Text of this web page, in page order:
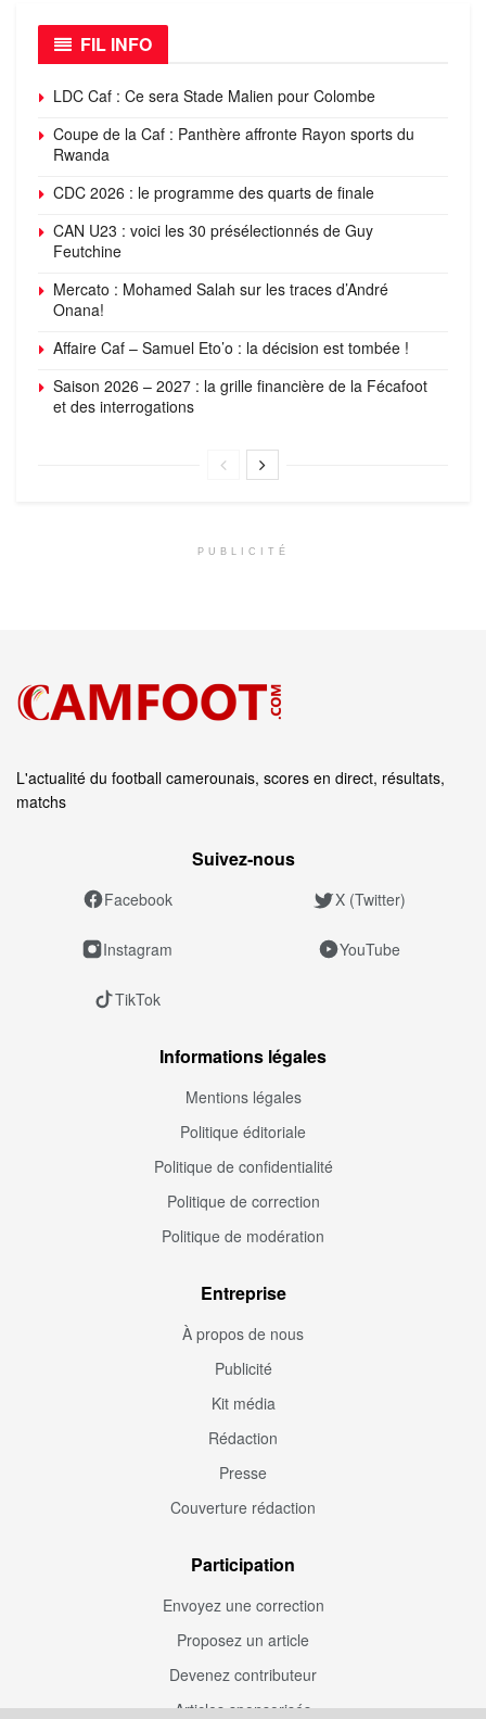
FIL INFO
LDC Caf : Ce sera Stade Malien pour Colombe
Coupe de la Caf : Panthère affronte Rayon sports du
Rwanda
CDC 2026 : le programme des quarts de finale
CAN U23 : voici les 30 présélectionnés de Guy
Feutchine
Mercato : Mohamed Salah sur les traces d’André
Onana!
Affaire Caf – Samuel Eto’o : la décision est tombée !
Saison 2026 – 2027 : la grille financière de la Fécafoot
et des interrogations
PUBLICITÉ
L'actualité du football camerounais, scores en direct, résultats,
matchs
Suivez‑nous
Facebook X (Twitter)
Instagram YouTube
TikTok
Informations légales
Mentions légales
Politique éditoriale
Politique de confidentialité
Politique de correction
Politique de modération
Entreprise
À propos de nous
Publicité
Kit média
Rédaction
Presse
Couverture rédaction
Participation
Envoyez une correction
Proposez un article
Devenez contributeur
Articles sponsorisés